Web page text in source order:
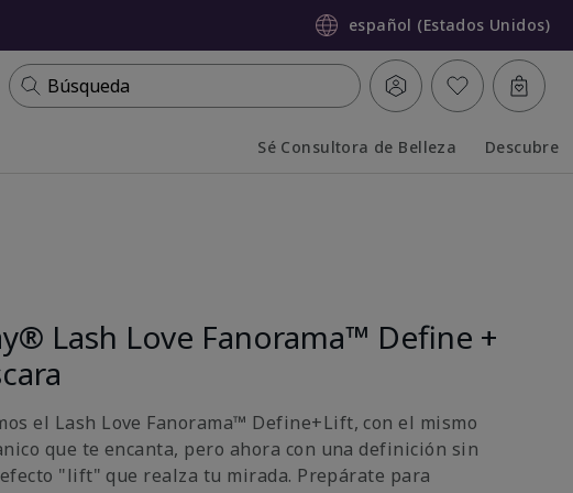
español (Estados Unidos)
Búsqueda
Sé Consultora de Belleza Descubre
Lash Love Fanorama™ Define +
el Lash Love Fanorama™ Define+Lift, con el mismo
que te encanta, pero ahora con una definición sin
"lift" que realza tu mirada. Prepárate para